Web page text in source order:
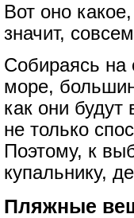
Вот оно
значит,
Собираясь на
море,
как они
не только
Поэтому, к
купальнику,
Пляжные